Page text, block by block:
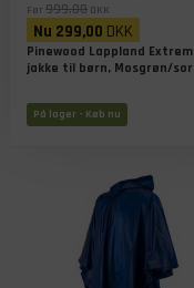
Før 999,00 DKK
Nu 299,00 DKK
Pinewood Lappland
jakke til børn, Mosgrøn/
På lager - Køb nu